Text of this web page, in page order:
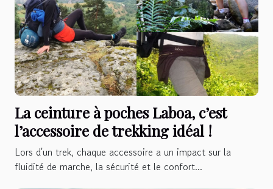
La ceinture à poches Laboa, c’est
l’accessoire de trekking idéal !
Lors d'un trek, chaque accessoire a un impact sur la
fluidité de marche, la sécurité et le confort...